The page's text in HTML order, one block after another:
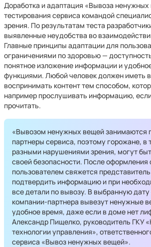
Доработка и адаптация «Вывоза
тестирования сервиса командой
зрения. По результатам теста
выявленные неудобства во
Главные принципы адаптации для
ограничениями по здоровью —
понятное изложение информации и
функциями. Любой человек должен иметь
воспринимать контент тем способом,
например прослушивать информацию,
прочитать.
«Вывозом ненужных вещей занимаются
партнеры сервиса, поэтому горожане, в
разными нарушениями зрения, могут
своей безопасности. После оформления
пользователем свяжется
подтвердить информацию и при
все детали по вывозу. В выбранную
компании-партнера вывезут ненужные
удобное время, даже если в доме нет
Александр Пищелко, руководитель ГКУ
технологии управления»,
сервиса «Вывоз ненужных вещей».